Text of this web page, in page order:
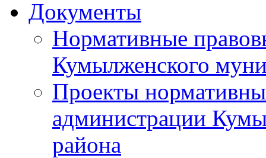
Документы
Нормативные
Кумылженского
Проекты
администрации
района